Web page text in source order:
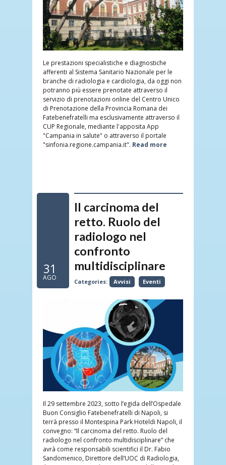
Le prestazioni specialistiche e diagnostiche
afferenti al Sistema Sanitario Nazionale per le
branche di radiologia e cardiologia, da oggi non
potranno più essere prenotate attraverso il
servizio di prenotazioni online del Centro Unico
di Prenotazione della Provincia Romana dei
Fatebenefratelli ma esclusivamente attraverso il
CUP Regionale, mediante l'apposita App
"Campania in salute" o attraverso il portale
"sinfonia.regione.campania.it". Read more
31
AGO
Il carcinoma del
retto. Ruolo del
radiologo nel
confronto
multidisciplinare
Categories: Avvisi Eventi
Il 29 settembre 2023, sotto l’egida dell’Ospedale
Buon Consiglio Fatebenefratelli di Napoli, si
terrà presso il Montespina Park Hoteldi Napoli, il
convegno: “Il carcinoma del retto. Ruolo del
radiologo nel confronto multidisciplinare” che
avrà come responsabili scientifici il Dr. Fabio
Sandomenico, Direttore dell’UOC di Radiologia,